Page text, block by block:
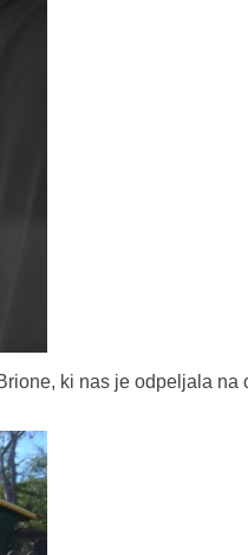
ki nas je odpeljala na